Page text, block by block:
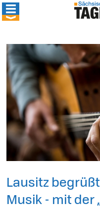
Lausitz
Musik - mit der